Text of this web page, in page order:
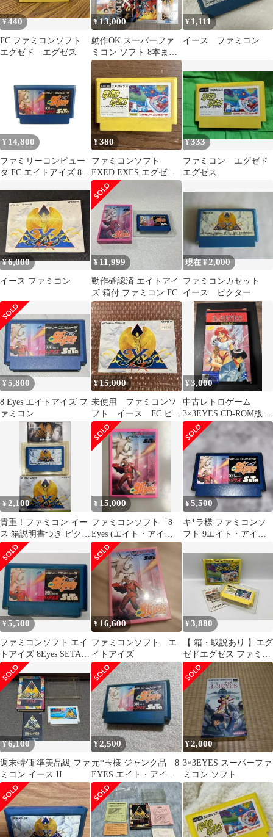
¥440
FC ファミコンソフト
エグゼド エグゼス
¥13,000
動作OK スーパーファ
ミコン ソフト 8本まと
め売り バラ売り不可
¥ 1,111
イース ファミコン
¥ 14,800
ファミリーコンピュー
タ FC エイトアイズ 8
¥380
ファミコンソフト
EXED EXES エグゼド
エグゼス
¥333
ファミコン エグゼド
エグゼス
¥6,000
イース ファミコン
¥ 11,999
動作確認済 エイトアイ
ズ 箱付 ファミコン FC
現在 ¥2,000
ファミコンカセット
イース ビクター
¥5,800
8 Eyes エイトアイズ フ
ァミコン
¥15,000
未使用 ファミコンソ
フト イース FC ビク
ター音楽産業★fc FC
¥3,000
中古レトロゲーム
3×3EYES CD-ROM版
Windows専用
¥ 2,100
貴重！ファミコン イー
ス 箱説明書つき ビクタ
ー音楽産業
¥ 15,000
ファミコンソフト「8
Eyes (エイト・アイ
ズ)」
¥5,500
キ*ラ様 ファミコンソ
フト 9エイト・アイズ
¥5,500
ファミコンソフト エイ
トアイズ 8Eyes SETA
動作確認済み ジャンク
扱い
¥ 16,600
ファミコンソフト エ
イトアイズ
¥3,880
【 箱・取説あり 】エグ
ゼドエグゼス ファミコ
ン
¥6,100
週末特価 準美品級 ファ
ミコン イース II
¥2,500
元*玉様 ジャンク品 8
EYES エイト・アイズ
ファミコンソフト カセ
ット単
¥2,000
3×3EYES スーパーファ
ミコン ソフト